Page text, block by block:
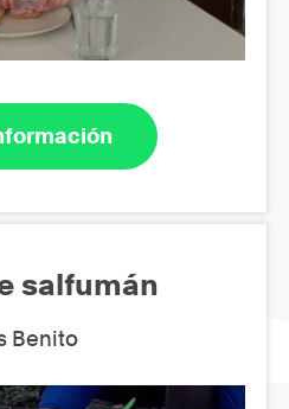
salfumán
Benito